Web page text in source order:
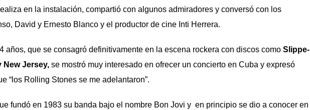
en la instalación, compartió con algunos admiradores y conversó con los
David y Ernesto Blanco y el productor de cine Inti Herrera.
años, que se con­sagró definitivamente en la es­cena rockera con discos como Slip­pe­
New Jersey, se mostró muy interesado en ofrecer un concierto en Cuba y expresó
“los Rolling Sto­nes se me adelantaron”.
fundó en 1983 su banda bajo el nombre Bon Jovi y en principio se dio a conocer en